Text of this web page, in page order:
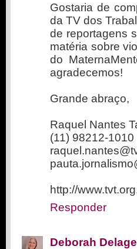
Gostaria de
da TV dos
de reportagens
matéria sobre
do
agradecemos!
Grande abraço,
Raquel Nantes
(11) 98212-1010
http://
Responder
Deborah Delage